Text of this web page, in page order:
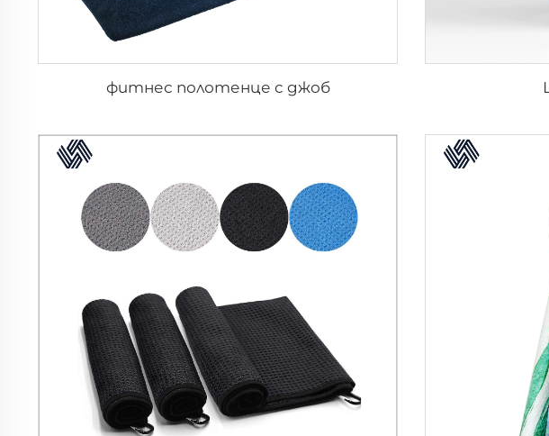
фитнес полотенце с джоб